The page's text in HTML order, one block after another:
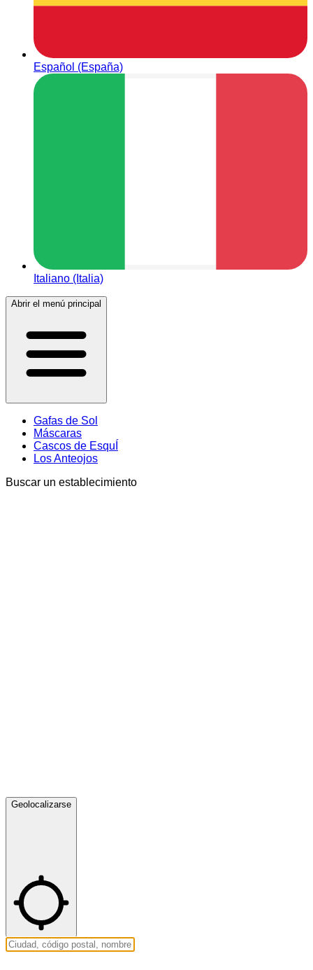
Español (España)
Italiano (Italia)
Abrir el menú principal
Gafas de Sol
Máscaras
Cascos de EsquÍ
Los Anteojos
Buscar un establecimiento
Geolocalizarse